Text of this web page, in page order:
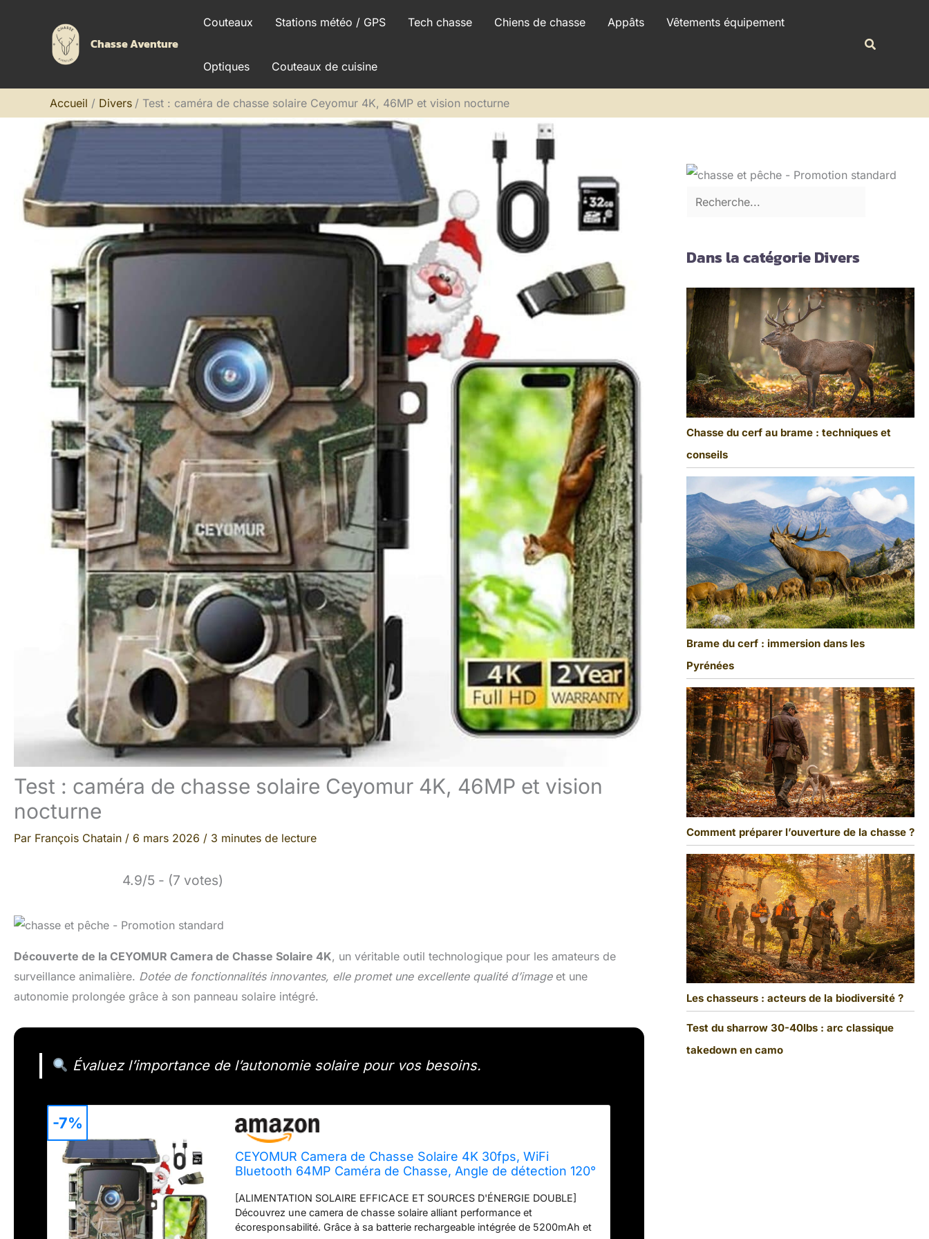
Chasse Aventure
Couteaux Stations météo / GPS Tech chasse Chiens de chasse Appâts Vêtements équipement
Optiques Couteaux de cuisine
Accueil Divers Test : caméra de chasse solaire Ceyomur 4K, 46MP et vision nocturne
Test : caméra de chasse solaire Ceyomur 4K, 46MP et vision
nocturne
Par François Chatain / 6 mars 2026 / 3 minutes de lecture
4.9/5 - (7 votes)
Découverte de la CEYOMUR Camera de Chasse Solaire 4K, un véritable outil technologique pour les amateurs de
surveillance animalière. Dotée de fonctionnalités innovantes, elle promet une excellente qualité d’imageet une
autonomie prolongée grâce à son panneau solaire intégré.
Évaluez l’importance de l’autonomie solaire pour vos besoins.
CEYOMUR Camera de Chasse Solaire 4K 30fps, WiFi
Bluetooth 64MP Caméra de Chasse, Angle de détection 120°
Animaux Sauvages avec Carte SD 32GB
[ALIMENTATION SOLAIRE EFFICACE ET SOURCES D'ÉNERGIE DOUBLE]
Découvrez une camera de chasse solaire alliant performance et
écoresponsabilité. Grâce à sa batterie rechargeable intégrée de 5200mAh et
-7%
r
h
Dans la catégorie Divers
Chasse du cerf au brame : techniques et
conseils
Brame du cerf : immersion dans les
Pyrénées
Comment préparer l’ouverture de la chasse ?
Les chasseurs : acteurs de la biodiversité ?
Test du sharrow 30-40lbs : arc classique
takedown en camo